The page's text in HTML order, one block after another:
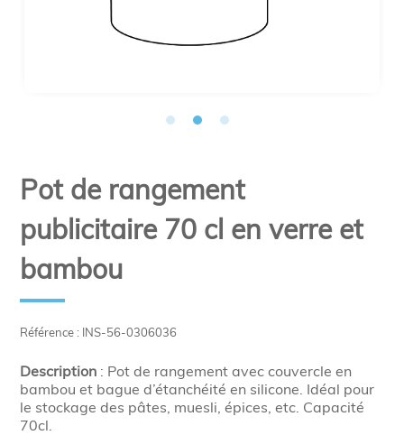
Référence : INS-56-0306036
Pot de rangement
publicitaire 70 cl en verre et
bambou
Description : Pot de rangement avec couvercle en
bambou et bague d’étanchéité en silicone. Idéal pour
le stockage des pâtes, muesli, épices, etc. Capacité
70cl.